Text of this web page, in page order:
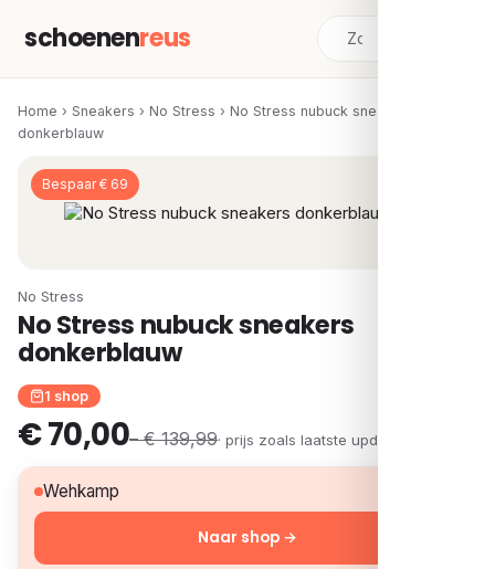
schoenenreus
Home › Sneakers › No Stress › No Stress nubuck sneakers
donkerblauw
Bespaar € 69
No Stress
No Stress nubuck sneakers
donkerblauw
1 shop
€ 70,00– € 139,99· prijs zoals laatste update
Wehkamp
Naar shop →